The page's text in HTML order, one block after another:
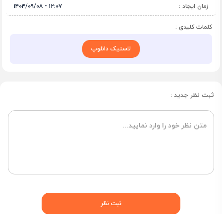
زمان ایجاد :
۱۲:۰۷ - ۱۴۰۴/۰۹/۰۸
کلمات کلیدی :
لاستیک دانلوپ
ثبت نظر جدید :